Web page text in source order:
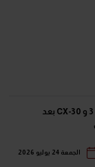
أول ظهور رسمي لمازدا 3 و CX-30 بعد
الجمعة 24 يوليو 2026